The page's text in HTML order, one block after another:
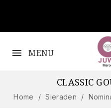
045
MENU
CLASSIC
Home Sieraden